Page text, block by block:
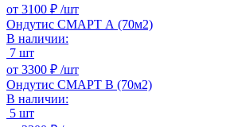
от 3100 ₽ /шт
Ондутис СМАРТ А (70м2)
В наличии:
7 шт
от 3300 ₽ /шт
Ондутис СМАРТ В (70м2)
В наличии:
5 шт